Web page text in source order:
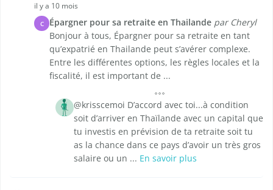
il y a 10 mois
C Épargner pour sa retraite en Thailande par Cheryl
Bonjour à tous, Épargner pour sa retraite en tant
qu’expatrié en Thailande peut s’avérer complexe.
Entre les différentes options, les règles locales et la
fiscalité, il est important de ...
@krisscemoi D’accord avec toi...à condition
soit d’arriver en Thaïlande avec un capital que
tu investis en prévision de ta retraite soit tu
as la chance dans ce pays d’avoir un très gros
salaire ou un ... En savoir plus